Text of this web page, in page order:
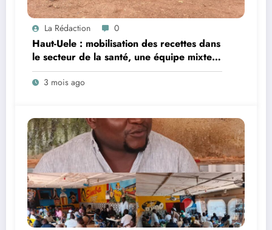
La Rédaction 0
Haut-Uele : mobilisation des recettes dans
le secteur de la santé, une équipe mixte
du gouvernement provincial et de la
DGRHU annoncée sur le terrain au
3 mois ago